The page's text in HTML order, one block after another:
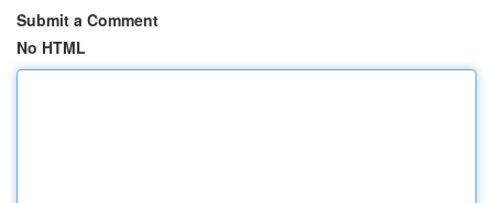
Submit a Comment
No HTML